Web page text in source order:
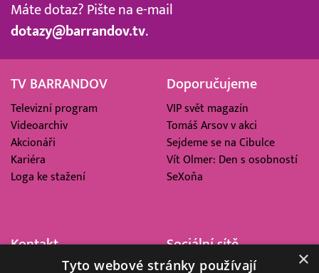
Máte dotaz? Pište na e-mail
dotazy@barrandov.tv.
TV BARRANDOV
Televizní program
Videoarchiv
Akcionáři
Kariéra
Loga ke stažení
Doporučujeme
VIP svět magazín
Tomáš Arsov v akci
Sejdeme se na Cibulce
Vít Olmer: Den s osobností
SeXoňa
Kontakt
Barrandov Televizní Studio,
Sociální sítě
×
Tyto webové stránky používají